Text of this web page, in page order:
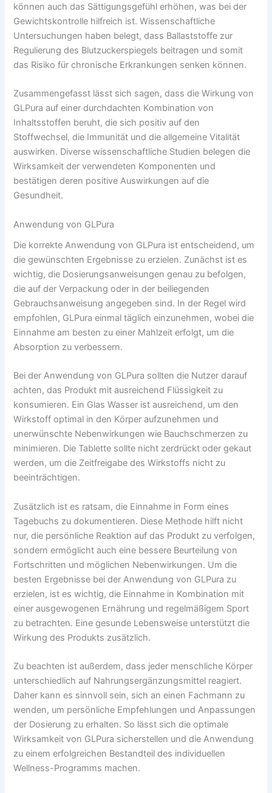
können auch das Sättigungsgefühl erhöhen, was bei der
Gewichtskontrolle hilfreich ist. Wissenschaftliche
Untersuchungen haben belegt, dass Ballaststoffe zur
Regulierung des Blutzuckerspiegels beitragen und somit
das Risiko für chronische Erkrankungen senken können.
Zusammengefasst lässt sich sagen, dass die Wirkung von
GLPura auf einer durchdachten Kombination von
Inhaltsstoffen beruht, die sich positiv auf den
Stoffwechsel, die Immunität und die allgemeine Vitalität
auswirken. Diverse wissenschaftliche Studien belegen die
Wirksamkeit der verwendeten Komponenten und
bestätigen deren positive Auswirkungen auf die
Gesundheit.
Anwendung von GLPura
Die korrekte Anwendung von GLPura ist entscheidend, um
die gewünschten Ergebnisse zu erzielen. Zunächst ist es
wichtig, die Dosierungsanweisungen genau zu befolgen,
die auf der Verpackung oder in der beiliegenden
Gebrauchsanweisung angegeben sind. In der Regel wird
empfohlen, GLPura einmal täglich einzunehmen, wobei die
Einnahme am besten zu einer Mahlzeit erfolgt, um die
Absorption zu verbessern.
Bei der Anwendung von GLPura sollten die Nutzer darauf
achten, das Produkt mit ausreichend Flüssigkeit zu
konsumieren. Ein Glas Wasser ist ausreichend, um den
Wirkstoff optimal in den Körper aufzunehmen und
unerwünschte Nebenwirkungen wie Bauchschmerzen zu
minimieren. Die Tablette sollte nicht zerdrückt oder gekaut
werden, um die Zeitfreigabe des Wirkstoffs nicht zu
beeinträchtigen.
Zusätzlich ist es ratsam, die Einnahme in Form eines
Tagebuchs zu dokumentieren. Diese Methode hilft nicht
nur, die persönliche Reaktion auf das Produkt zu verfolgen,
sondern ermöglicht auch eine bessere Beurteilung von
Fortschritten und möglichen Nebenwirkungen. Um die
besten Ergebnisse bei der Anwendung von GLPura zu
erzielen, ist es wichtig, die Einnahme in Kombination mit
einer ausgewogenen Ernährung und regelmäßigem Sport
zu betrachten. Eine gesunde Lebensweise unterstützt die
Wirkung des Produkts zusätzlich.
Zu beachten ist außerdem, dass jeder menschliche Körper
unterschiedlich auf Nahrungsergänzungsmittel reagiert.
Daher kann es sinnvoll sein, sich an einen Fachmann zu
wenden, um persönliche Empfehlungen und Anpassungen
der Dosierung zu erhalten. So lässt sich die optimale
Wirksamkeit von GLPura sicherstellen und die Anwendung
zu einem erfolgreichen Bestandteil des individuellen
Wellness-Programms machen.